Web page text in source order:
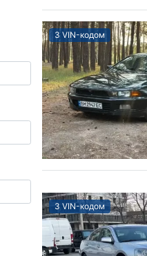
З VIN-кодом
З VIN-кодом